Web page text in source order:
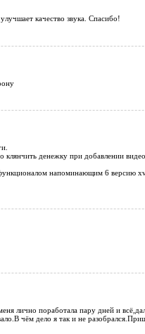
качество звука. Спасибо!
клянчить денежку при добавлении
напоминающим 6 версию
лично поработала пару дней и
чём дело я так и не